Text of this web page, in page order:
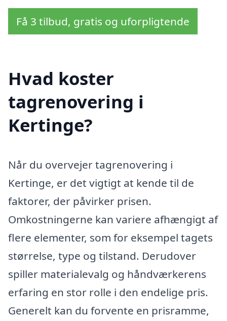
Få 3 tilbud, gratis og uforpligtende
Hvad koster
tagrenovering i
Kertinge?
Når du overvejer tagrenovering i
Kertinge, er det vigtigt at kende til de
faktorer, der påvirker prisen.
Omkostningerne kan variere afhængigt af
flere elementer, som for eksempel tagets
størrelse, type og tilstand. Derudover
spiller materialevalg og håndværkerens
erfaring en stor rolle i den endelige pris.
Generelt kan du forvente en prisramme,